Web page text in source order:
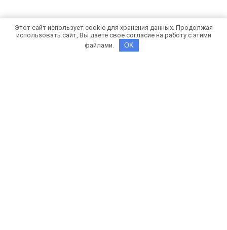
Этот сайт использует cookie для хранения данных. Продолжая
использовать сайт, Вы даете свое согласие на работу с этими
файлами.
OK